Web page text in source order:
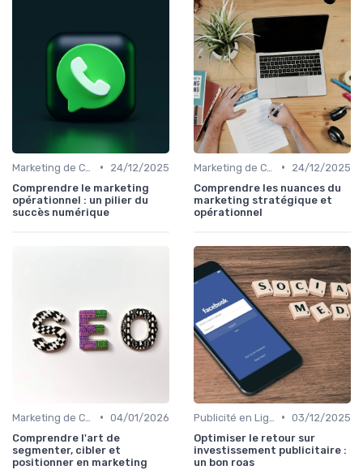
•
24/12/2025
Comprendre le marketing
opérationnel : un pilier du
succès numérique
•
24/12/2025
Comprendre les nuances du
marketing stratégique et
opérationnel
• 04/01/2026
Comprendre l'art de
segmenter, cibler et
positionner en marketing
• 03/12/2025
Optimiser le retour sur
investissement publicitaire :
un bon roas